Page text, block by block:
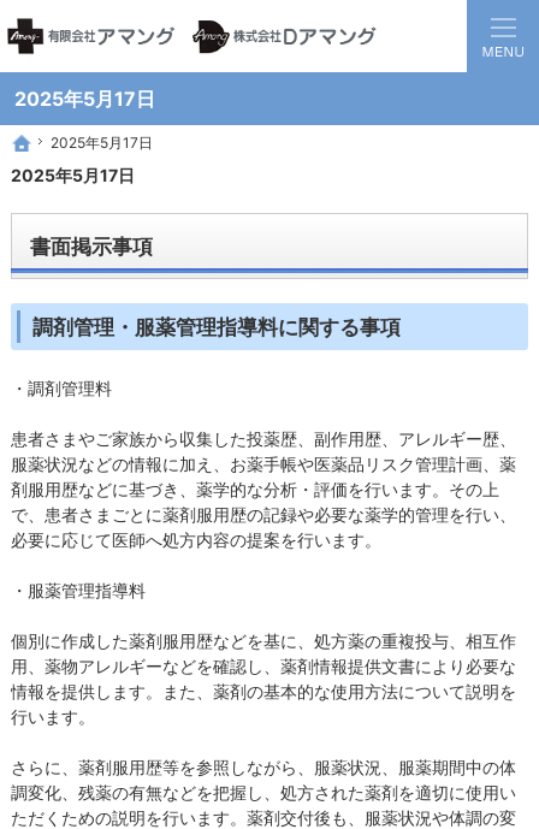
2025年5月17日
静岡県西部地方の地域医療を担う調剤保険薬局グループです。
患者様と医療機関の間に入り、地域全体の健康に貢献する薬局を目指して
ホーム
2025年5月17日
2025年5月17日
書面掲示事項
調剤管理・服薬管理指導料に関する事項
・調剤管理料
患者さまやご家族から収集した投薬歴、副作用歴、アレルギー歴、
服薬状況などの情報に加え、お薬手帳や医薬品リスク管理計画、薬
剤服用歴などに基づき、薬学的な分析・評価を行います。その上
で、患者さまごとに薬剤服用歴の記録や必要な薬学的管理を行い、
必要に応じて医師へ処方内容の提案を行います。
・服薬管理指導料
個別に作成した薬剤服用歴などを基に、処方薬の重複投与、相互作
用、薬物アレルギーなどを確認し、薬剤情報提供文書により必要な
情報を提供します。また、薬剤の基本的な使用方法について説明を
行います。
さらに、薬剤服用歴等を参照しながら、服薬状況、服薬期間中の体
調変化、残薬の有無などを把握し、処方された薬剤を適切に使用い
ただくための説明を行います。薬剤交付後も、服薬状況や体調の変
ホーム
2025年5月17日